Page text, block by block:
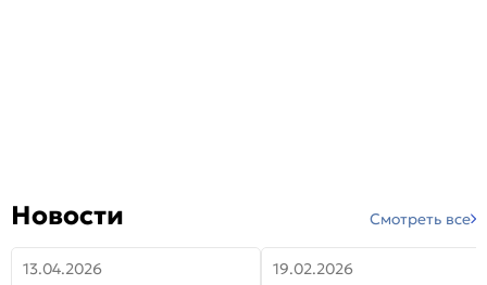
Новости Смотреть все
13.04.2026
19.02.2026